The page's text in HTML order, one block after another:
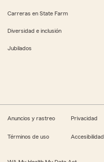
Carreras en State Farm
Diversidad e inclusión
Jubilados
Anuncios y rastreo Privacidad
Términos de uso Accesibilidad